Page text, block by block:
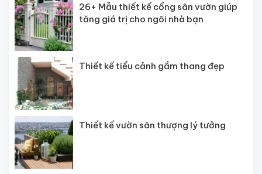
26+ Mẫu thiết kế cổng sân vườn giúp
tăng giá trị cho ngôi nhà bạn
Thiết kế tiểu cảnh gầm thang đẹp
Thiết kế vườn sân thượng lý tưởng